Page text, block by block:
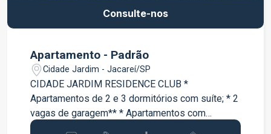
Consulte-nos
Apartamento - Padrão
Cidade Jardim - Jacareí/SP
CIDADE JARDIM RESIDENCE CLUB *
Apartamentos de 2 e 3 dormitórios com suíte; * 2
vagas de garagem** * Apartamentos com
varanda * Lazer completo entregue e equipado e